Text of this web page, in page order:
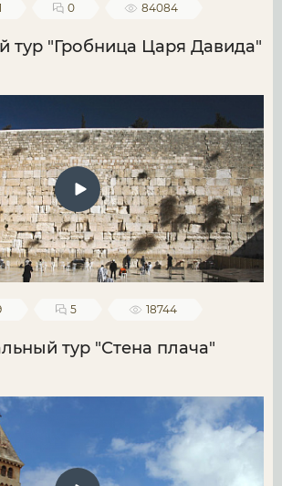
0 84084
тур "Гробница Царя Давида"
5 18744
тур "Стена плача"